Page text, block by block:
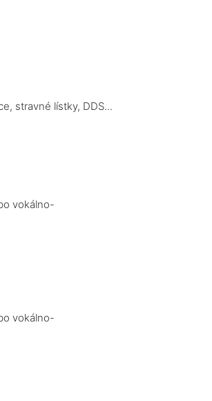
stravné lístky, DDS...
vokálno-
vokálno-